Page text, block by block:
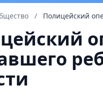
/ Полицейский